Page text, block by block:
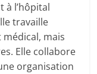
à l’hôpital
travaille
mais
Elle collabore
organisation